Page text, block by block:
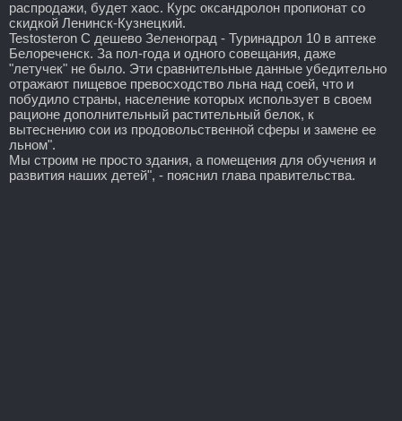
распродажи, будет хаос. Курс оксандролон пропионат со
скидкой Ленинск-Кузнецкий.
Testosteron C дешево Зеленоград - Туринадрол 10 в аптеке
Белореченск. За пол-года и одного совещания, даже
"летучек" не было. Эти сравнительные данные убедительно
отражают пищевое превосходство льна над соей, что и
побудило страны, население которых использует в своем
рационе дополнительный растительный белок, к
вытеснению сои из продовольственной сферы и замене ее
льном".
Мы строим не просто здания, а помещения для обучения и
развития наших детей", - пояснил глава правительства.